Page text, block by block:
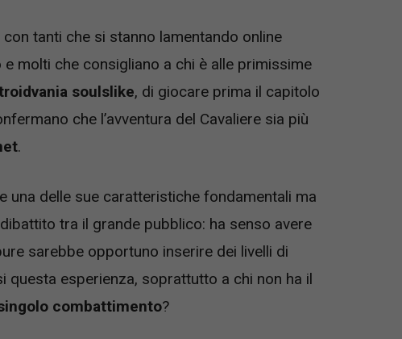
tanti che si stanno lamentando online
molti che consigliano a chi è alle primissime
soulslike, di giocare prima il capitolo
che l’avventura del Cavaliere sia più
.
una delle sue caratteristiche fondamentali ma
tra il grande pubblico: ha senso avere
sarebbe opportuno inserire dei livelli di
esperienza, soprattutto a chi non ha il
combattimento?